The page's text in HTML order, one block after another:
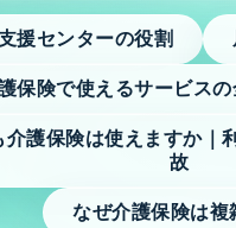
援センターの役割
保険で使えるサービス
護保険は使えますか｜
故
なぜ介護保険は複
LLC プライ
ローグ